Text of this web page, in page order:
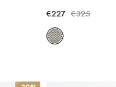
€227 €325